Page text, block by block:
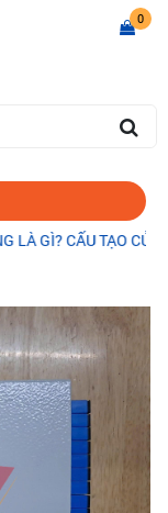
0
CẤU TẠO CỦA MĂNG